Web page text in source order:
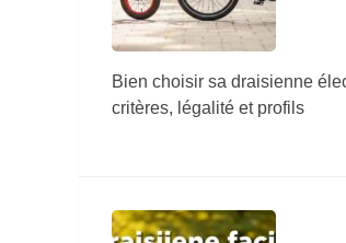
Bien choisir sa draisienne
critères, légalité et profils